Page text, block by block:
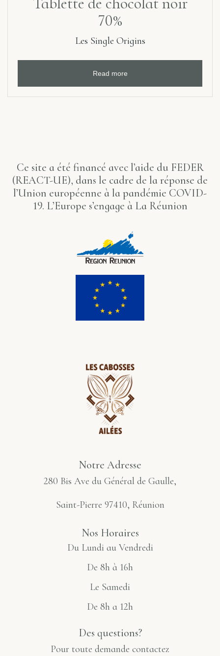
70%
Les Single Origins
Read more
Ce site a été financé avec l’aide du FEDER
(REACT-UE), dans le cadre de la réponse de
l’Union européenne à la pandémie COVID-
19. L’Europe s’engage à La Réunion
Notre Adresse
280 Bis Ave du Général de Gaulle,
Saint-Pierre 97410, Réunion
Nos Horaires
Du Lundi au Vendredi
De 8h à 16h
Le Samedi
De 8h a 12h
Des questions?
Pour toute demande contactez